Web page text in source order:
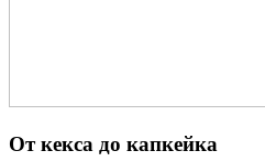
От кекса до капкейка